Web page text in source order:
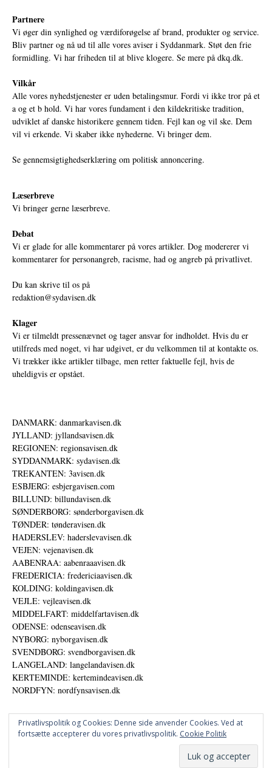
Partnere
Vi øger din synlighed og værdiforøgelse af brand, produkter og service.
Bliv partner og nå ud til alle vores aviser i Syddanmark. Støt den frie
formidling. Vi har friheden til at blive klogere. Se mere på dkq.dk.
Vilkår
Alle vores nyhedstjenester er uden betalingsmur. Fordi vi ikke tror på et
a og et b hold. Vi har vores fundament i den kildekritiske tradition,
udviklet af danske historikere gennem tiden. Fejl kan og vil ske. Dem
vil vi erkende. Vi skaber ikke nyhederne. Vi bringer dem.
Se gennemsigtighedserklæring om politisk annoncering.
Læserbreve
Vi bringer gerne læserbreve.
Debat
Vi er glade for alle kommentarer på vores artikler. Dog modererer vi
kommentarer for personangreb, racisme, had og angreb på privatlivet.
Du kan skrive til os på
redaktion@sydavisen.dk
Klager
Vi er tilmeldt pressenævnet og tager ansvar for indholdet. Hvis du er
utilfreds med noget, vi har udgivet, er du velkommen til at kontakte os.
Vi trækker ikke artikler tilbage, men retter faktuelle fejl, hvis de
uheldigvis er opstået.
DANMARK: danmarkavisen.dk
JYLLAND: jyllandsavisen.dk
REGIONEN: regionsavisen.dk
SYDDANMARK: sydavisen.dk
TREKANTEN: 3avisen.dk
ESBJERG: esbjergavisen.com
BILLUND: billundavisen.dk
SØNDERBORG: sønderborgavisen.dk
TØNDER: tønderavisen.dk
HADERSLEV: haderslevavisen.dk
VEJEN: vejenavisen.dk
AABENRAA: aabenraaavisen.dk
FREDERICIA: fredericiaavisen.dk
KOLDING: koldingavisen.dk
VEJLE: vejleavisen.dk
MIDDELFART: middelfartavisen.dk
ODENSE: odenseavisen.dk
NYBORG: nyborgavisen.dk
SVENDBORG: svendborgavisen.dk
LANGELAND: langelandavisen.dk
KERTEMINDE: kertemindeavisen.dk
NORDFYN: nordfynsavisen.dk
Privatlivspolitik og Cookies: Denne side anvender Cookies. Ved at
fortsætte accepterer du vores privatlivspolitik. Cookie Politik